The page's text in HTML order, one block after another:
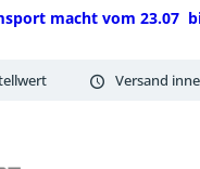
macht vom
Versand